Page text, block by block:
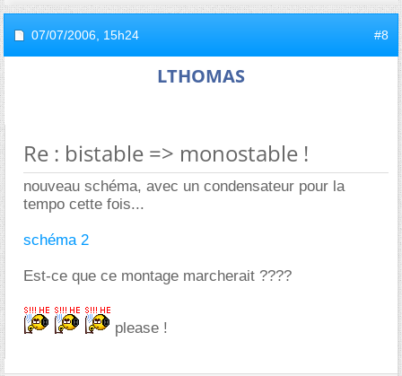
07/07/2006, 15h24 #8
LTHOMAS
Re : bistable => monostable !
nouveau schéma, avec un condensateur pour la
tempo cette fois...
schéma 2
Est-ce que ce montage marcherait ????
please !